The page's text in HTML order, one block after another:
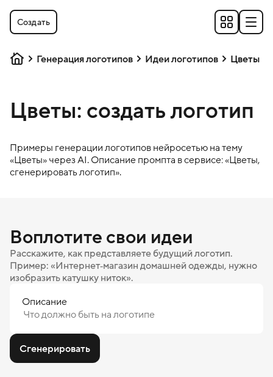
Создать
Генерация логотипов Идеи логотипов Цветы
Цветы: создать логотип
Примеры генерации логотипов нейросетью на тему
«Цветы» через AI. Описание промпта в сервисе: «Цветы,
сгенерировать логотип».
Воплотите свои идеи
Расскажите, как представляете будущий логотип.
Пример: «Интернет‑магазин домашней одежды, нужно
изобразить катушку ниток».
Описание
Сгенерировать